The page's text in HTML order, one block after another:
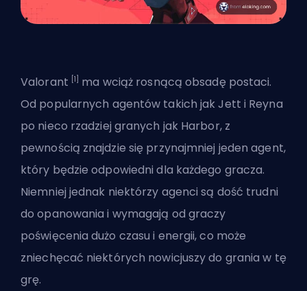
Valorant [1]
ma wciąż rosnącą obsadę postaci.
Od popularnych agentów takich jak Jett i Reyna
po nieco rzadziej granych jak Harbor, z
pewnością znajdzie się przynajmniej jeden agent,
który będzie odpowiedni dla każdego gracza.
Niemniej jednak niektórzy agenci są dość trudni
do opanowania i wymagają od graczy
poświęcenia dużo czasu i energii, co może
zniechęcać niektórych nowicjuszy do grania w tę
grę.